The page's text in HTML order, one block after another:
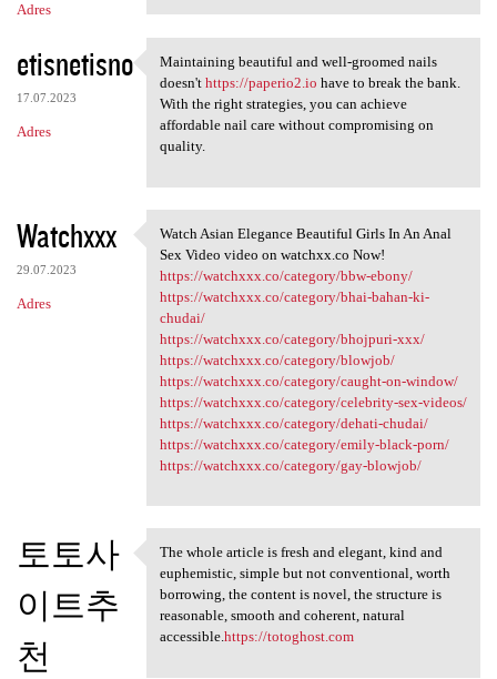
Adres
etisnetisno
17.07.2023
Adres
Maintaining beautiful and
Maintaining beautiful and well-groomed nails
doesn't https://paperio2.io have to break the bank.
With the right strategies, you can achieve
affordable nail care without compromising on
quality.
Watchxxx
29.07.2023
Adres
Watch Asian Elegance
Watch Asian Elegance Beautiful Girls In An Anal
Sex Video video on watchxx.co Now!
https://watchxxx.co/category/bbw-ebony/
https://watchxxx.co/category/bhai-bahan-ki-
chudai/
https://watchxxx.co/category/bhojpuri-xxx/
https://watchxxx.co/category/blowjob/
https://watchxxx.co/category/caught-on-window/
https://watchxxx.co/category/celebrity-sex-videos/
https://watchxxx.co/category/dehati-chudai/
https://watchxxx.co/category/emily-black-porn/
https://watchxxx.co/category/gay-blowjob/
토토사
이트추
천
The whole article is fresh
The whole article is fresh and elegant, kind and
euphemistic, simple but not conventional, worth
borrowing, the content is novel, the structure is
reasonable, smooth and coherent, natural
accessible.https://totoghost.com